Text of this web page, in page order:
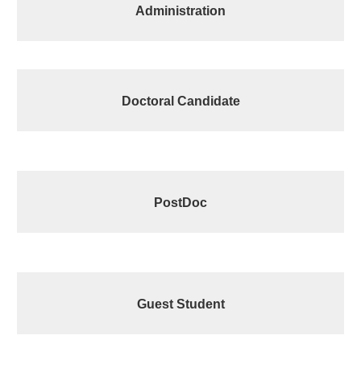
Administration
Show All
Doctoral Candidate
Show All
PostDoc
Show All
Guest Student
Show All